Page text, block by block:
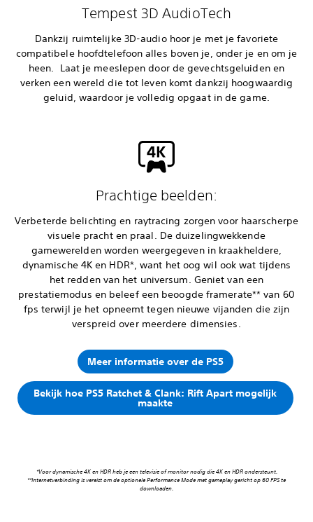
Tempest 3D AudioTech
Dankzij ruimtelijke 3D-audio hoor je met je favoriete
compatibele hoofdtelefoon alles boven je, onder je en om je
heen. Laat je meeslepen door de gevechtsgeluiden en
verken een wereld die tot leven komt dankzij hoogwaardig
geluid, waardoor je volledig opgaat in de game.
Prachtige beelden:
Verbeterde belichting en raytracing zorgen voor haarscherpe
visuele pracht en praal. De duizelingwekkende
gamewerelden worden weergegeven in kraakheldere,
dynamische 4K en HDR*, want het oog wil ook wat tijdens
het redden van het universum. Geniet van een
prestatiemodus en beleef een beoogde framerate** van 60
fps terwijl je het opneemt tegen nieuwe vijanden die zijn
verspreid over meerdere dimensies.
Meer informatie over de PS5
Bekijk hoe PS5 Ratchet & Clank: Rift Apart mogelijk
maakte
*Voor dynamische 4K en HDR heb je een televisie of monitor nodig die 4K en HDR ondersteunt.
**Internetverbinding is vereist om de optionele Performance Mode met gameplay gericht op 60 FPS te
downloaden.